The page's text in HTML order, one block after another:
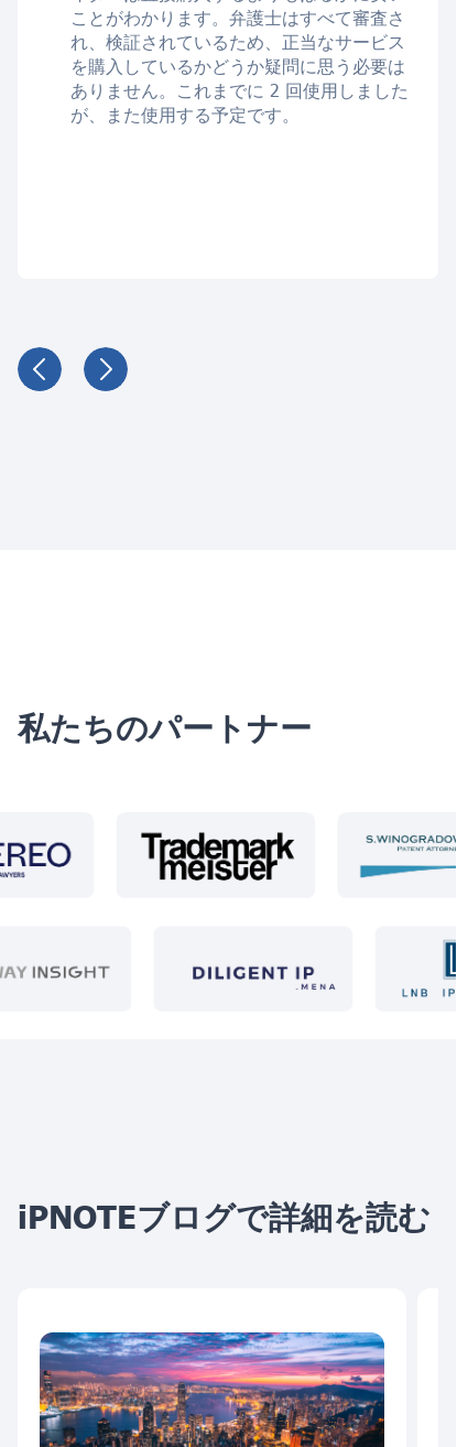
ことがわかります。弁護士はすべて審査さ
れ、検証されているため、正当なサービス
を購入しているかどうか疑問に思う必要は
ありません。これまでに 2 回使用しました
が、また使用する予定です。
私たちのパートナー
iPNOTEブログで詳細を読む